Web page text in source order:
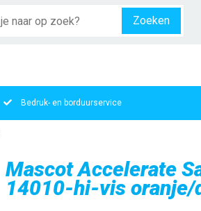
Zoeken
Bedruk- en borduurservice
Mascot Accelerate
14010-hi-vis oranje/